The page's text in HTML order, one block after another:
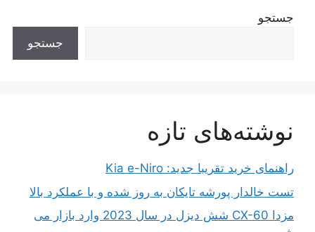
جستجو
جستجو
نوشته‌های تازه
راهنمای خرید تقریبا جدید: Kia e-Niro
تست خالدار پورشه تایکان به روز شده و با عملکرد بالا
مزدا CX-60 شش دیزل در سال 2023 وارد بازار می